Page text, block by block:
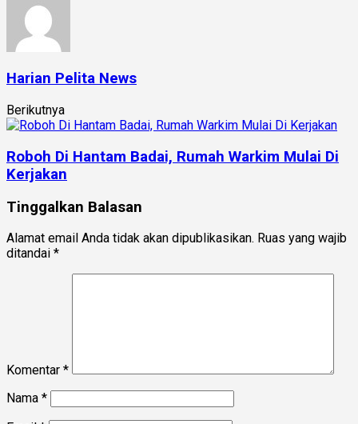
Harian Pelita News
Berikutnya
Roboh Di Hantam Badai, Rumah Warkim Mulai Di
Kerjakan
Tinggalkan Balasan
Alamat email Anda tidak akan dipublikasikan. Ruas yang wajib
ditandai *
Komentar *
Nama *